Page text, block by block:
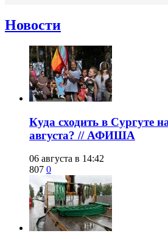
Новости
​Куда сходить в Сургуте
августа? // АФИША
06 августа в 14:42
807 0